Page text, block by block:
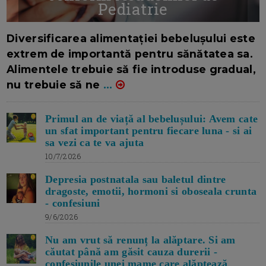
Pediatrie
Diversificarea alimentației bebelușului este
extrem de importantă pentru sănătatea sa.
Alimentele trebuie să fie introduse gradual,
nu trebuie să ne ...
Primul an de viață al bebelușului: Avem cate
un sfat important pentru fiecare luna - si ai
sa vezi ca te va ajuta
10/7/2026
Depresia postnatala sau baletul dintre
dragoste, emotii, hormoni si oboseala crunta
- confesiuni
9/6/2026
Nu am vrut să renunț la alăptare. Si am
căutat până am găsit cauza durerii -